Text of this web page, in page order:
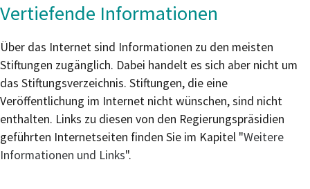
Vertiefende Informationen
Über das Internet sind Informationen zu den meisten
Stiftungen zugänglich. Dabei handelt es sich aber nicht um
das Stiftungsverzeichnis. Stiftungen, die eine
Veröffentlichung im Internet nicht wünschen, sind nicht
enthalten. Links zu diesen von den Regierungspräsidien
geführten Internetseiten finden Sie im Kapitel "Weitere
Informationen und Links".